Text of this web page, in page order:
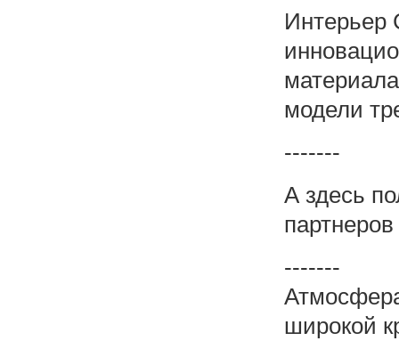
Интерьер
модели
-------
А здесь
-------
широкой